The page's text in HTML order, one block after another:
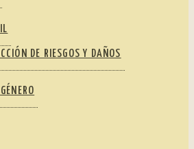
DE RIESGOS Y DAÑOS